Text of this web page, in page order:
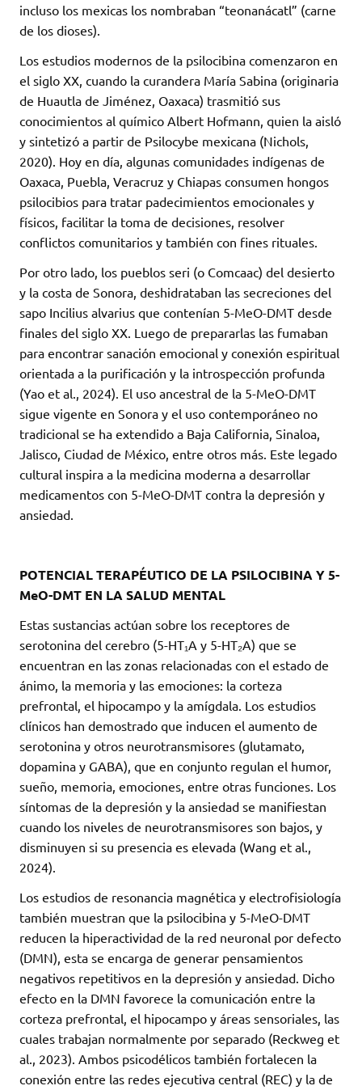
incluso los mexicas los nombraban “teonanácatl” (carne
de los dioses).
Los estudios modernos de la psilocibina comenzaron en
el siglo XX, cuando la curandera María Sabina (originaria
de Huautla de Jiménez, Oaxaca) trasmitió sus
conocimientos al químico Albert Hofmann, quien la aisló
y sintetizó a partir de Psilocybe mexicana (Nichols,
2020). Hoy en día, algunas comunidades indígenas de
Oaxaca, Puebla, Veracruz y Chiapas consumen hongos
psilocibios para tratar padecimientos emocionales y
físicos, facilitar la toma de decisiones, resolver
conflictos comunitarios y también con fines rituales.
Por otro lado, los pueblos seri (o Comcaac) del desierto
y la costa de Sonora, deshidrataban las secreciones del
sapo Incilius alvarius que contenían 5-MeO-DMT desde
finales del siglo XX. Luego de prepararlas las fumaban
para encontrar sanación emocional y conexión espiritual
orientada a la purificación y la introspección profunda
(Yao et al., 2024). El uso ancestral de la 5-MeO-DMT
sigue vigente en Sonora y el uso contemporáneo no
tradicional se ha extendido a Baja California, Sinaloa,
Jalisco, Ciudad de México, entre otros más. Este legado
cultural inspira a la medicina moderna a desarrollar
medicamentos con 5-MeO-DMT contra la depresión y
ansiedad.
POTENCIAL TERAPÉUTICO DE LA PSILOCIBINA Y 5-
MeO-DMT EN LA SALUD MENTAL
Estas sustancias actúan sobre los receptores de
serotonina del cerebro (5-HT₁A y 5-HT₂A) que se
encuentran en las zonas relacionadas con el estado de
ánimo, la memoria y las emociones: la corteza
prefrontal, el hipocampo y la amígdala. Los estudios
clínicos han demostrado que inducen el aumento de
serotonina y otros neurotransmisores (glutamato,
dopamina y GABA), que en conjunto regulan el humor,
sueño, memoria, emociones, entre otras funciones. Los
síntomas de la depresión y la ansiedad se manifiestan
cuando los niveles de neurotransmisores son bajos, y
disminuyen si su presencia es elevada (Wang et al.,
2024).
Los estudios de resonancia magnética y electrofisiología
también muestran que la psilocibina y 5-MeO-DMT
reducen la hiperactividad de la red neuronal por defecto
(DMN), esta se encarga de generar pensamientos
negativos repetitivos en la depresión y ansiedad. Dicho
efecto en la DMN favorece la comunicación entre la
corteza prefrontal, el hipocampo y áreas sensoriales, las
cuales trabajan normalmente por separado (Reckweg et
al., 2023). Ambos psicodélicos también fortalecen la
conexión entre las redes ejecutiva central (REC) y la de